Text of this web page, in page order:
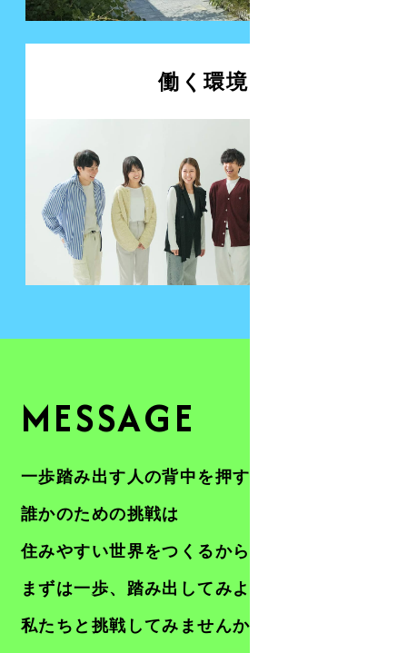
働く環境
MESSAGE
一歩踏み出す人の背中を押す
誰かのための挑戦は
住みやすい世界をつくるから。
まずは一歩、踏み出してみよう。
私たちと挑戦してみませんか。